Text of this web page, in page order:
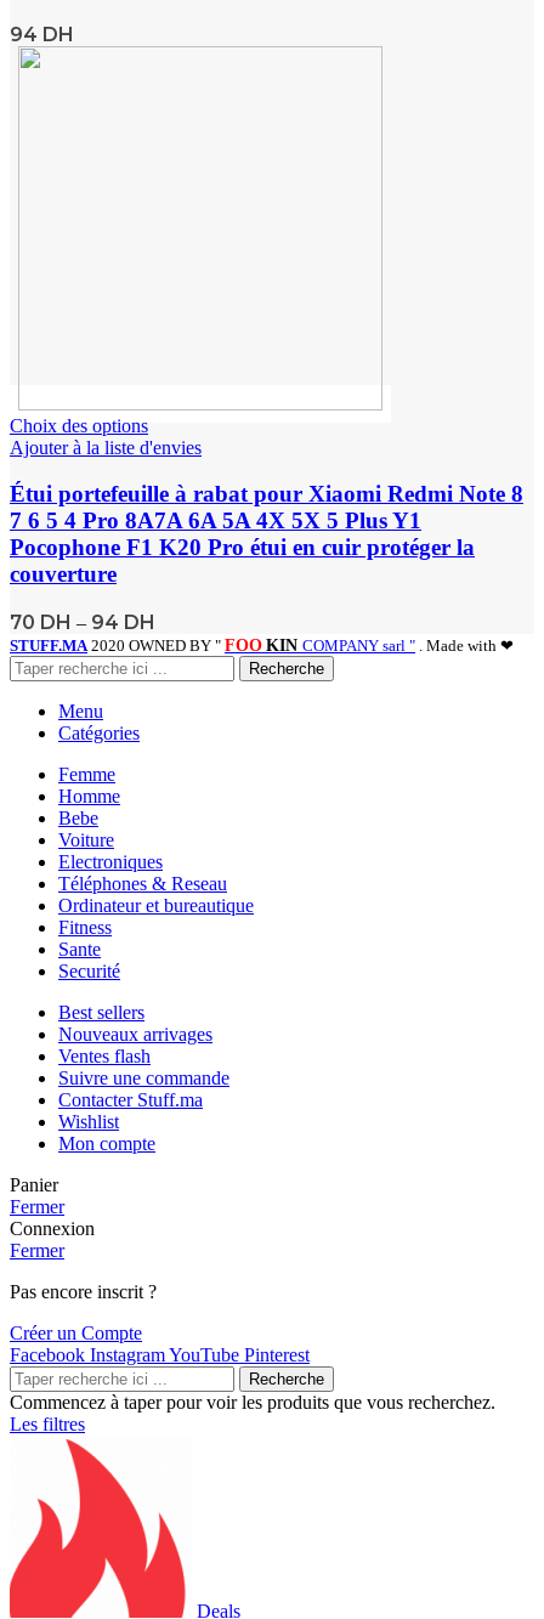
94 DH
Choix des options
Ajouter à la liste d'envies
Étui portefeuille à rabat pour Xiaomi Redmi Note 8
7 6 5 4 Pro 8A7A 6A 5A 4X 5X 5 Plus Y1
Pocophone F1 K20 Pro étui en cuir protéger la
couverture
70 DH – 94 DH
STUFF.MA 2020 OWNED BY " FOO KIN COMPANY sarl " . Made with ❤
Recherche
Menu
Catégories
Femme
Homme
Bebe
Voiture
Electroniques
Téléphones & Reseau
Ordinateur et bureautique
Fitness
Sante
Securité
Best sellers
Nouveaux arrivages
Ventes flash
Suivre une commande
Contacter Stuff.ma
Wishlist
Mon compte
Panier
Fermer
Connexion
Fermer
Pas encore inscrit ?
Créer un Compte
Facebook InstagramYouTube Pinterest
Recherche
Commencez à taper pour voir les produits que vous recherchez.
Les filtres
Deals